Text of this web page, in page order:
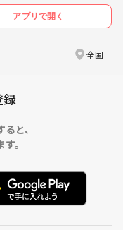
アプリで開く
全国
録
と、
。